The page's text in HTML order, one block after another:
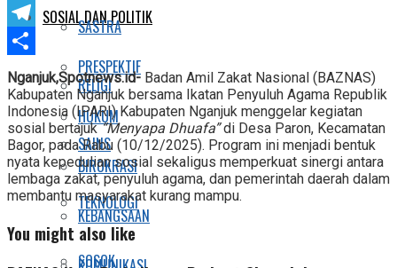
SOSIAL DAN POLITIK
PRESPEKTIF
HUKUM
BIROKRASI
KEBANGSAAN
SASTRA
RELIGI
SAINS
TEKNOLOGI
SOSOK
Twitter
Telegram
Share
Nganjuk,Spotnews.id- Badan Amil Zakat Nasional (BAZNAS)
Kabupaten Nganjuk bersama Ikatan Penyuluh Agama Republik
Indonesia (IPARI) Kabupaten Nganjuk menggelar kegiatan
sosial bertajuk“Menyapa Dhuafa”di Desa Paron, Kecamatan
Bagor, pada Rabu (10/12/2025). Program ini menjadi bentuk
nyata kepedulian sosial sekaligus memperkuat sinergi antara
lembaga zakat, penyuluh agama, dan pemerintah daerah dalam
membantu masyarakat kurang mampu.
You might also like